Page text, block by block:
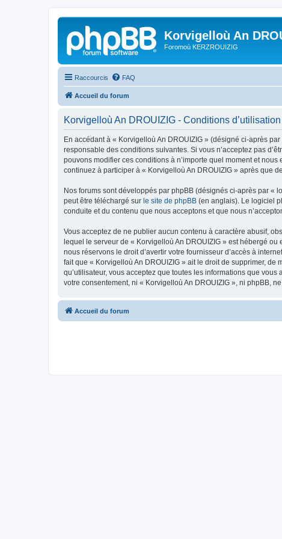
Korvigelloù An
Foromoù KERZROUIZIG
Raccourcis FAQ
Accueil du forum
Korvigelloù An DROUIZIG - Conditions d’utilisation
En accédant à « Korvigelloù An DROUIZIG » (désigné ci-après
responsable des conditions suivantes. Si vous n’acceptez pas
pouvons modifier ces conditions à n’importe quel moment et
continuez à participer à « Korvigelloù An DROUIZIG » après que
Nos forums sont développés par phpBB (désignés ci-après par «
peut être téléchargé sur le site de phpBB (en anglais). Le logiciel
conduite et du contenu que nous acceptons et que nous
Vous acceptez de ne publier aucun contenu à caractère abusif,
lequel le serveur de « Korvigelloù An DROUIZIG » est hébergé
nous réservons le droit d’avertir votre fournisseur d’accès à
fait que « Korvigelloù An DROUIZIG » ait le droit de supprimer,
qu’utilisateur, vous acceptez que toutes les informations que
votre consentement, ni « Korvigelloù An DROUIZIG », ni phpBB,
Accueil du forum